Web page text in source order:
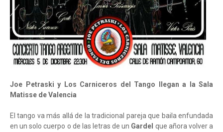
Joe Petraski y Los Carniceros del Tango llegan a la Sala
Matisse de Valencia
El tango va más allá de la tradicional pareja que baila enfundada
en un solo cuerpo o de las letras de un Gardel que añora volver a